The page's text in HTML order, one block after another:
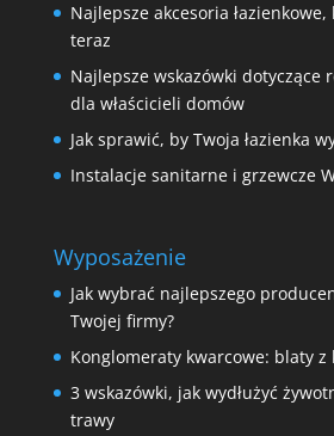
Najlepsze akcesoria
teraz
Najlepsze wskazówki dotyczące
dla właścicieli domów
Jak sprawić, by Twoja łazienka
Instalacje sanitarne i grzewcze
Wyposażenie
Jak wybrać najlepszego
Twojej firmy?
Konglomeraty kwarcowe: blaty
3 wskazówki, jak wydłużyć
trawy